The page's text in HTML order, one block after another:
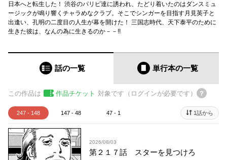
日本へと転生した！ 渋谷のパリピ達に誘われ、たどり着いたのはダンスミュ
ージックが鳴り響くチャラめなクラブ。そこでシンガーを目指す月見英子と
出逢い、孔明の二度目の人生が幕を開けた！ 三国志時代、天下泰平のために
生きた彼は、なんの為に生きるのか－－!!
話の一覧 単行本の一覧
この作品は 作品チケット 対象です（ログインが必要です）
247 - 148 147 - 48 47 - 1 1話から
2026/08/03
第２１７話 スターを見つけろ